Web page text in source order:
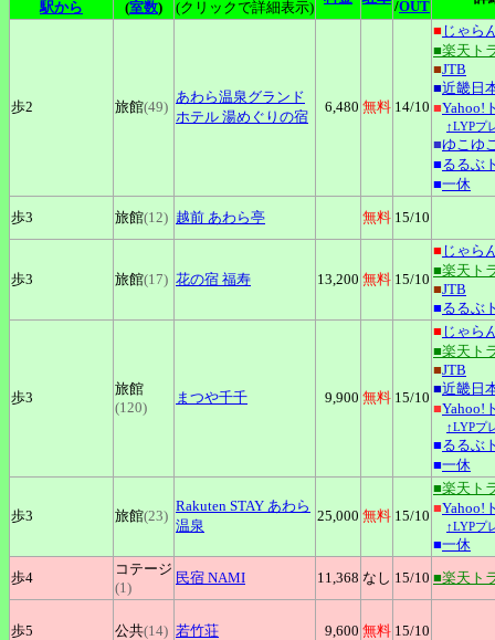
駅から
(室数)
(クリックで詳細表示)
/OUT
歩2 旅館(49)
あわら温泉グランド
ホテル 湯めぐりの宿
6,480 無料 14/10
■ じゃら
■楽天ト
■JTB
■近畿日
■Yahoo!
↑LYPプ
■ゆこゆ
■るるぶ
■一休
歩3
旅館(12) 越前 あわら亭 無料 15/10
歩3 旅館(17) 花の宿 福寿 13,200 無料 15/10
■ じゃら
■楽天ト
■JTB
■るるぶ
歩3
旅館
(120)
まつや千千 9,900 無料 15/10
■ じゃら
■楽天ト
■JTB
■近畿日
■Yahoo!
↑LYPプ
■るるぶ
■一休
歩3 旅館(23)
Rakuten STAY あわら
温泉
25,000 無料 15/10
■楽天ト
■Yahoo!
↑LYPプ
■一休
歩4
コテージ
(1)
民宿 NAMI 11,368 なし 15/10 ■楽天ト
歩5 公共(14) 若竹荘 9,600 無料 15/10